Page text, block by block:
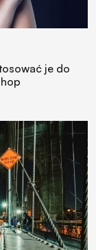
je do